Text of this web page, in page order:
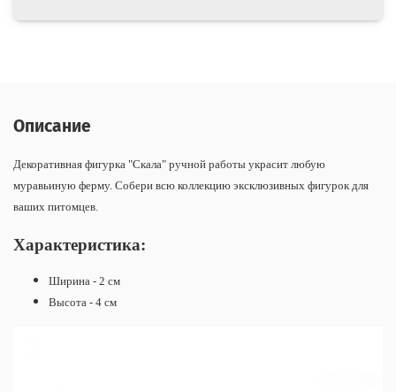
Описание
Декоративная фигурка "Скала" ручной работы украсит любую
муравьиную ферму. Собери всю коллекцию эксклюзивных фигурок для
ваших питомцев.
Характеристика:
Ширина - 2 см
Высота - 4 см